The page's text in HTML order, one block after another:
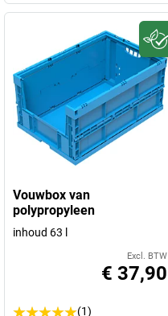
Vouwbox van
polypropyleen
inhoud 63 l
Excl. BTW
€ 37,90
(1)